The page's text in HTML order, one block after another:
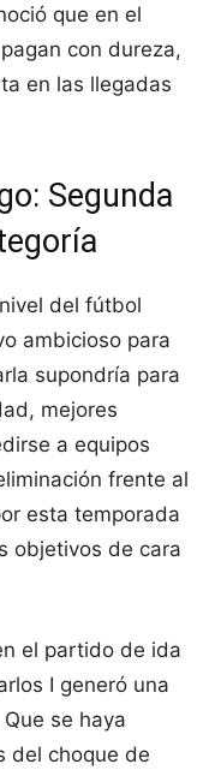
que en el
con dureza,
en las llegadas
Segunda
del fútbol
ambicioso para
supondría para
mejores
a equipos
frente al
esta temporada
objetivos de cara
el partido de ida
I generó una
se haya
del choque de